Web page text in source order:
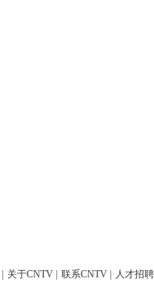
关于CNTV 联系CNTV 人才招聘